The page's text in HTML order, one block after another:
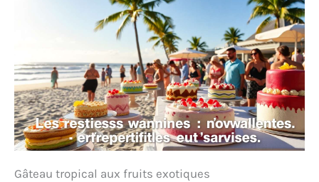
Gâteau tropical aux fruits exotiques